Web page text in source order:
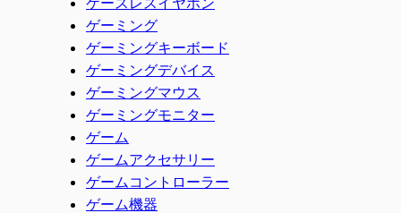
ゲーミング
ゲーミングキーボード
ゲーミングデバイス
ゲーミングマウス
ゲーミングモニター
ゲーム
ゲームアクセサリー
ゲームコントローラー
ゲーム機器